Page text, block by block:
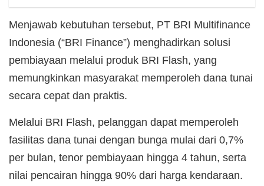
Menjawab kebutuhan tersebut, PT BRI Multifinance
Indonesia (“BRI Finance”) menghadirkan solusi
pembiayaan melalui produk BRI Flash, yang
memungkinkan masyarakat memperoleh dana tunai
secara cepat dan praktis.
Melalui BRI Flash, pelanggan dapat memperoleh
fasilitas dana tunai dengan bunga mulai dari 0,7%
per bulan, tenor pembiayaan hingga 4 tahun, serta
nilai pencairan hingga 90% dari harga kendaraan.